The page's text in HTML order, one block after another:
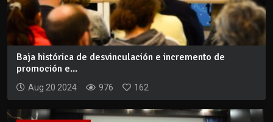
Baja histórica de desvinculación e incremento de
promoción e...
Aug 20 2024 976 162